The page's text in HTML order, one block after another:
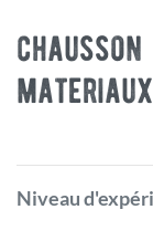
chausson
materiaux
Niveau